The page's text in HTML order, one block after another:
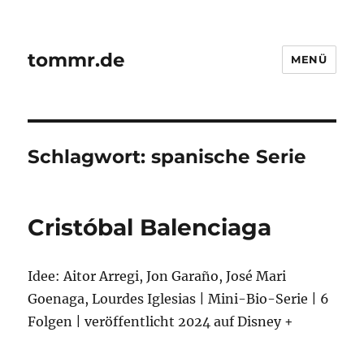
tommr.de MENÜ
Schlagwort:spanische Serie
Cristóbal Balenciaga
Idee: Aitor Arregi, Jon Garaño, José Mari
Goenaga, Lourdes Iglesias | Mini-Bio-Serie | 6
Folgen | veröffentlicht 2024 auf Disney +